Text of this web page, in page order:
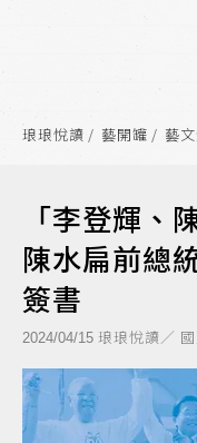
琅琅悅讀 藝開罐 藝
「李登輝、
陳水扁前總
簽書
2024/04/15 琅琅悅讀／